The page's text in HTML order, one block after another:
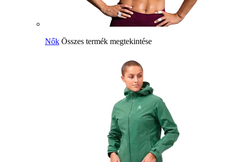
Nők Összes termék megtekintése